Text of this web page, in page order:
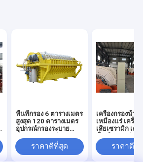
พื้นที่กรอง 6 ตารางเมตร
สูงสุด 120 ตารางเมตร
อุปกรณ์กรองระบาย
ประหยัดพลังงานที่
ออกแบบเพื่อกรอง
ราคาดีที่สุด
เครื่องกรองน้ําเ
เหมืองแร่ เครื่อ
เสียเซรามิก เครื่
กรองระบายควา
อํานวยความสะ
ราคาดีที่